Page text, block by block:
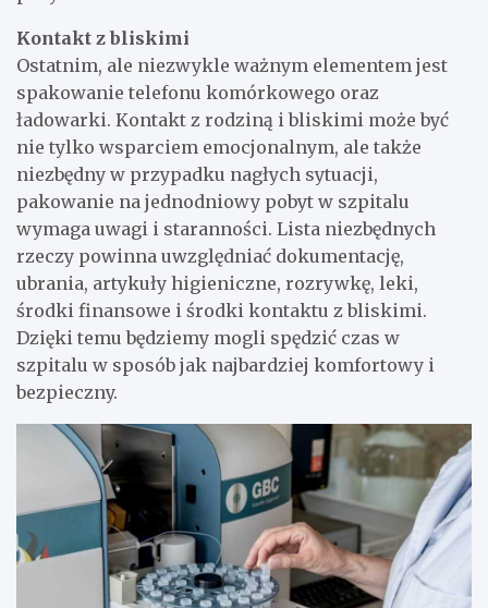
Kontakt z bliskimi
Ostatnim, ale niezwykle ważnym elementem jest
spakowanie telefonu komórkowego oraz
ładowarki. Kontakt z rodziną i bliskimi może być
nie tylko wsparciem emocjonalnym, ale także
niezbędny w przypadku nagłych sytuacji,
pakowanie na jednodniowy pobyt w szpitalu
wymaga uwagi i staranności. Lista niezbędnych
rzeczy powinna uwzględniać dokumentację,
ubrania, artykuły higieniczne, rozrywkę, leki,
środki finansowe i środki kontaktu z bliskimi.
Dzięki temu będziemy mogli spędzić czas w
szpitalu w sposób jak najbardziej komfortowy i
bezpieczny.